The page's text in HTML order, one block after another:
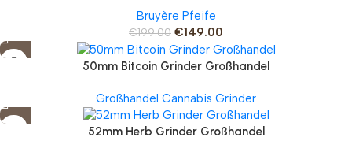
Bruyère Pfeife
€199.00 €149.00
50mm Bitcoin Grinder Großhandel
Großhandel Cannabis Grinder
52mm Herb Grinder Großhandel